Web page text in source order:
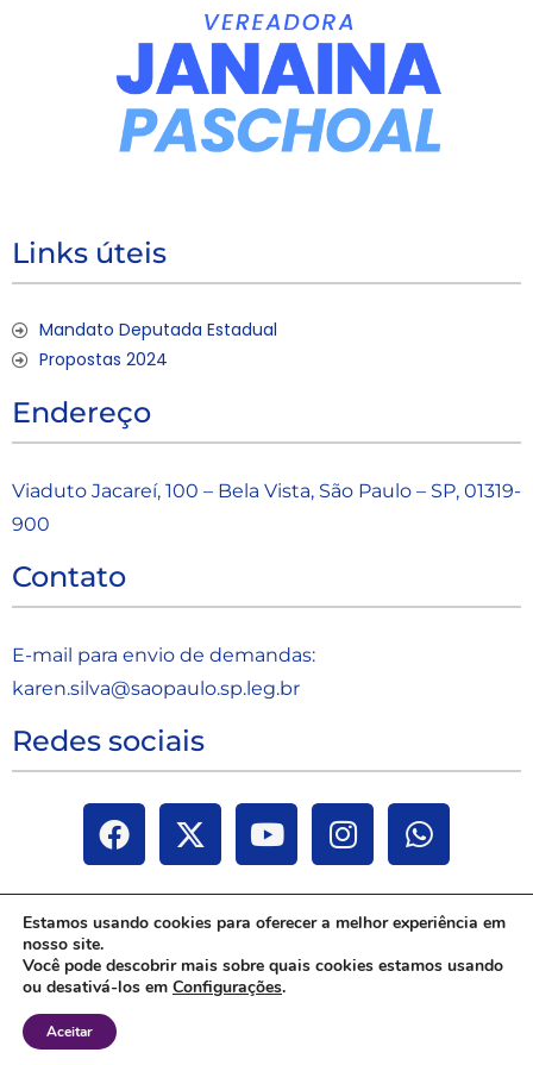
Links úteis
Mandato Deputada Estadual
Propostas 2024
Endereço
Viaduto Jacareí, 100 – Bela Vista, São Paulo – SP, 01319-
900
Contato
E-mail para envio de demandas:
karen.silva@saopaulo.sp.leg.br
Redes sociais
Janaina Paschoal | Todos os direitos reservados 2025
Estamos usando cookies para oferecer a melhor experiência em
nosso site.
Você pode descobrir mais sobre quais cookies estamos usando
ou desativá-los em Configurações.
Aceitar